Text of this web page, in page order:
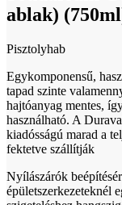
ablak)
Pisztolyhab
Egykomponensű,
tapad szinte
hajtóanyag mentes,
használható. A
kiadósságú marad a
fektetve szállítják
Nyílászárók
épületszerkezeteknél